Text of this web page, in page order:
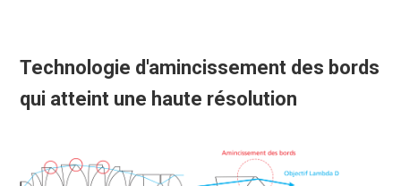
Technologie d'amincissement des bords
qui atteint une haute résolution